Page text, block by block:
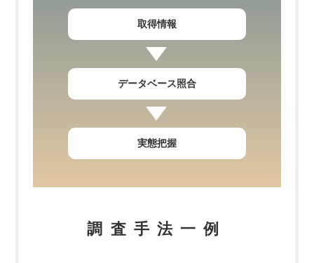
取得情報
データベース照合
実態把握
調査手法一例